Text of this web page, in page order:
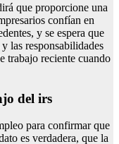
que proporcione una
confían en
y se espera que
las responsabilidades
trabajo reciente cuando
del irs
para confirmar que
es verdadera, que la